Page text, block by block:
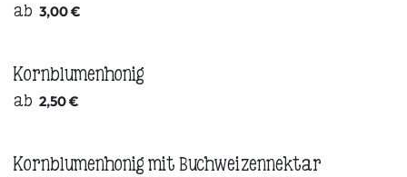
ab 3,00€
Kornblumenhonig
ab 2,50€
Kornblumenhonig mit Buchweizennektar